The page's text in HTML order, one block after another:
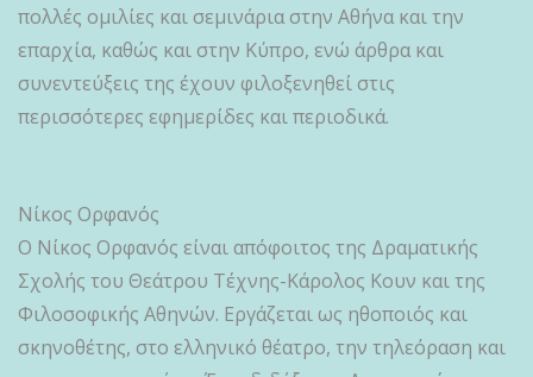
πολλές ομιλίες και σεμινάρια στην Αθήνα και την
επαρχία, καθώς και στην Κύπρο, ενώ άρθρα και
συνεντεύξεις της έχουν φιλοξενηθεί στις
περισσότερες εφημερίδες και περιοδικά.
Νίκος Ορφανός
Ο Νίκος Ορφανός είναι απόφοιτος της Δραματικής
Σχολής του Θεάτρου Τέχνης-Κάρολος Κουν και της
Φιλοσοφικής Αθηνών. Εργάζεται ως ηθοποιός και
σκηνοθέτης, στο ελληνικό θέατρο, την τηλεόραση και